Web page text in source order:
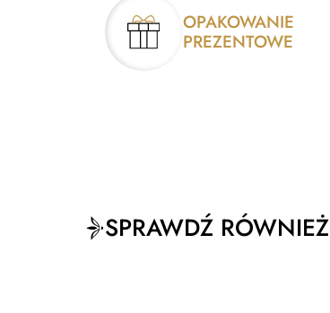
OPAKOWANIE
PREZENTOWE
SPRAWDŹ RÓWNIEŻ